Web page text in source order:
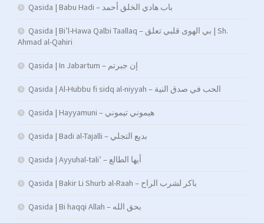
Qasida | Babu Hadi – ﺑﺎب ﻫﺎدي اﻟﺨﻠﻖ أﺣﻤﺪ
Qasida | Bi’l-Hawa Qalbi Taallaq – بي الهوى قلبي تعلق | Sh.
Ahmad al-Qahiri
Qasida | In Jabartum – إن جبرتم
Qasida | Al-Hubbu fi sidq al-niyyah – الحب في صدق النية
Qasida | Hayyamuni – هيموني تيموني
Qasida | Badi al-Tajalli – بديع التجلي
Qasida | Ayyuhal-tali’ – أيها الطالع
Qasida | Bakir Li Shurb al-Raah – باكر لشرب الراح
Qasida | Bi haqqi Allah – بحق الله